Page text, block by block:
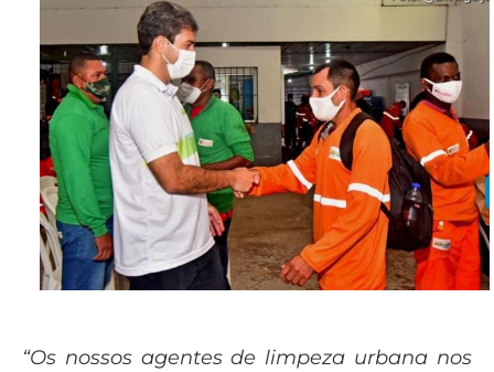
“Os nossos agentes de limpeza urbana nos